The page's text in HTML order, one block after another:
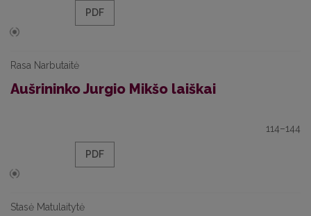
PDF
Rasa Narbutaitė
Aušrininko Jurgio Mikšo laiškai
114–144
PDF
Stasė Matulaitytė